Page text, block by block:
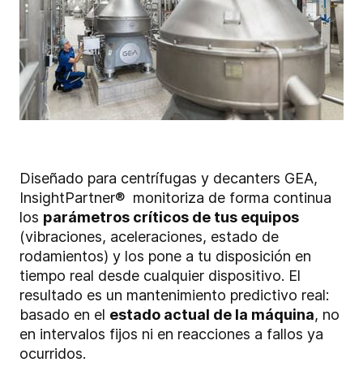
Diseñado para centrífugas y decanters GEA,
InsightPartner® monitoriza de forma continua
los parámetros críticos de tus equipos
(vibraciones, aceleraciones, estado de
rodamientos) y los pone a tu disposición en
tiempo real desde cualquier dispositivo. El
resultado es un mantenimiento predictivo real:
basado en el estado actual de la máquina, no
en intervalos fijos ni en reacciones a fallos ya
ocurridos.